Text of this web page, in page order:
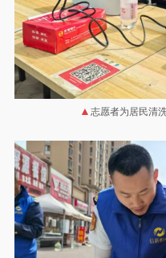
志愿者为居民清